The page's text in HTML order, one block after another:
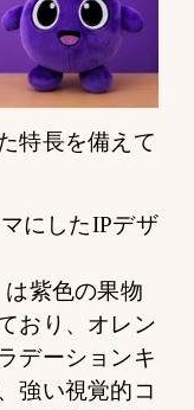
特長を備えて
にしたIPデザ
紫色の果物
おり、オレン
デーションキ
強い視覚的コ